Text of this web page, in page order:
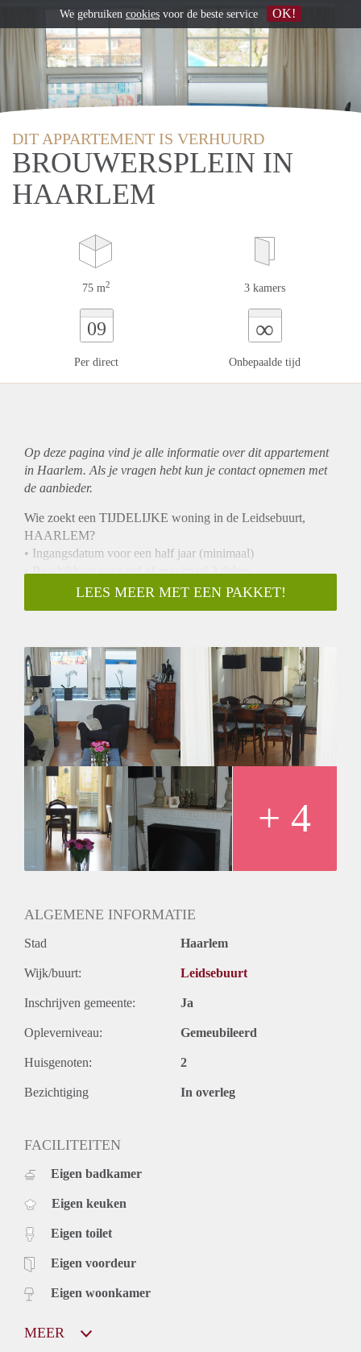
DIT APPARTEMENT IS VERHUURD
BROUWERSPLEIN IN
HAARLEM
75 m2 3 kamers
09
Per direct
∞
Onbepaalde tijd
Op deze pagina vind je alle informatie over ditappartement
in Haarlem. Als je vragen hebt kun je contact opnemen met
de aanbieder.
Wie zoekt een TIJDELIJKE woning in de Leidsebuurt,
HAARLEM?
• Ingangsdatum voor een half jaar (minimaal)
• Beschikbaar voor stel of maximaal 2 delers
• Huisdieren in overleg
• Euro 1.000,-- per maand, exclusief gas water licht
paneeldeuren, 2 vaste kasten (met legplanken), ca. 3 meter
hoge plafonds, en openslaande deuren naar de achtertuin. Het
achterste deel van de woonkamer en suite is eventueel ook
geschikt om als tweede slaapkamer te fungeren.
Badkamer, witte hoogglans keuken o.a. voorzien van
koel-/vriescombinatie, gaskookplaat, afzuigkap , vaatwasser
en oven.
Slaapkamer met grote openslaande deuren naar de tuin en
vaste kast met wasmachine-, droger- en boileropstelling.
Doorgang naar inloopkast.''
Voor meer info: stuur een mail met daarin je telefoonnummer.
LEES MEER MET EEN PAKKET!
+ 4
ALGEMENE INFORMATIE
Stad Haarlem
Wijk/buurt: Leidsebuurt
Inschrijven gemeente: Ja
Opleverniveau: Gemeubileerd
Huisgenoten: 2
Bezichtiging In overleg
FACILITEITEN
Eigen badkamer
Eigen keuken
Eigen toilet
Eigen voordeur
Eigen woonkamer
MEER
We gebruiken cookies voor de beste service OK!